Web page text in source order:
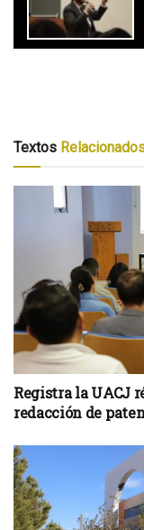
Textos
Registra la UACJ
redacción de